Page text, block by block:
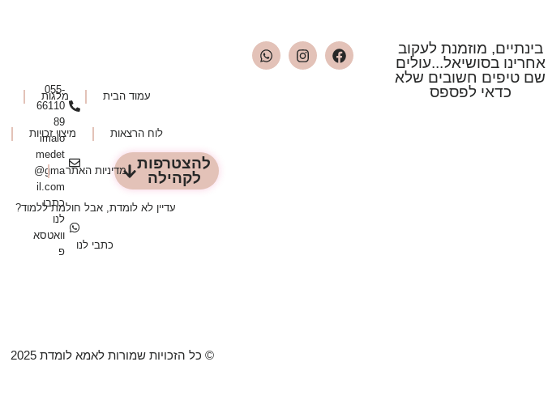
בינתיים, מוזמנת לעקוב
אחרינו בסושיאל...עולים
שם טיפים חשובים שלא
כדאי לפספס
להצטרפות
לקהילה
עמוד הבית מלגות
לוח הרצאות מיצוי זכויות
מדיניות האתר
עדיין לא לומדת, אבל חולמת ללמוד?
כתבי לנו
055-
66110
89
imalo
medet
@gma
il.com
כתבו
לנו
וואטסא
פ
© כל הזכויות שמורות לאמא לומדת 2025